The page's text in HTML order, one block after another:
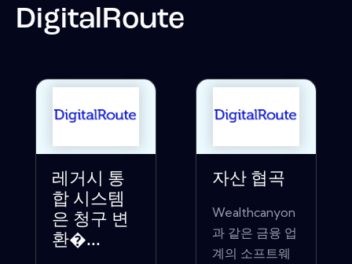
DigitalRoute
레거시 통
합 시스템
은 청구 변
환�...
자산 협곡
Wealthcanyon
과 같은 금융 업
계의 소프트웨